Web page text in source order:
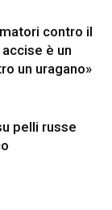
contro il
è un
un uragano»
pelli russe